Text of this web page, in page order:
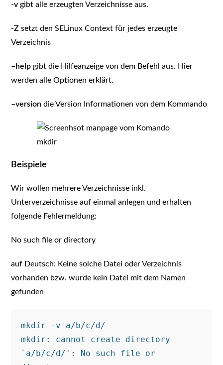
-v gibt alle erzeugten Verzeichnisse aus.
-Z setzt den SELinux Context für jedes erzeugte
Verzeichnis
–help gibt die Hilfeanzeige von dem Befehl aus. Hier
werden alle Optionen erklärt.
–versiondie Version Informationen von dem Kommando
Beispiele
Wir wollen mehrere Verzeichnisse inkl.
Unterverzeichnisse auf einmal anlegen und erhalten
folgende Fehlermeldung:
No such file or directory
auf Deutsch: Keine solche Datei oder Verzeichnis
vorhanden bzw. wurde kein Datei mit dem Namen
gefunden
mkdir -v a/b/c/d/
mkdir: cannot create directory
`a/b/c/d/': No such file or